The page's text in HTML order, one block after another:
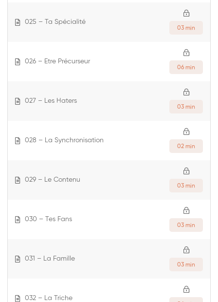
025 – Ta Spécialité
03 min
026 – Etre Précurseur
06 min
027 – Les Haters
03 min
028 – La Synchronisation
02 min
029 – Le Contenu
03 min
030 – Tes Fans
03 min
031 – La Famille
03 min
032 – La Triche